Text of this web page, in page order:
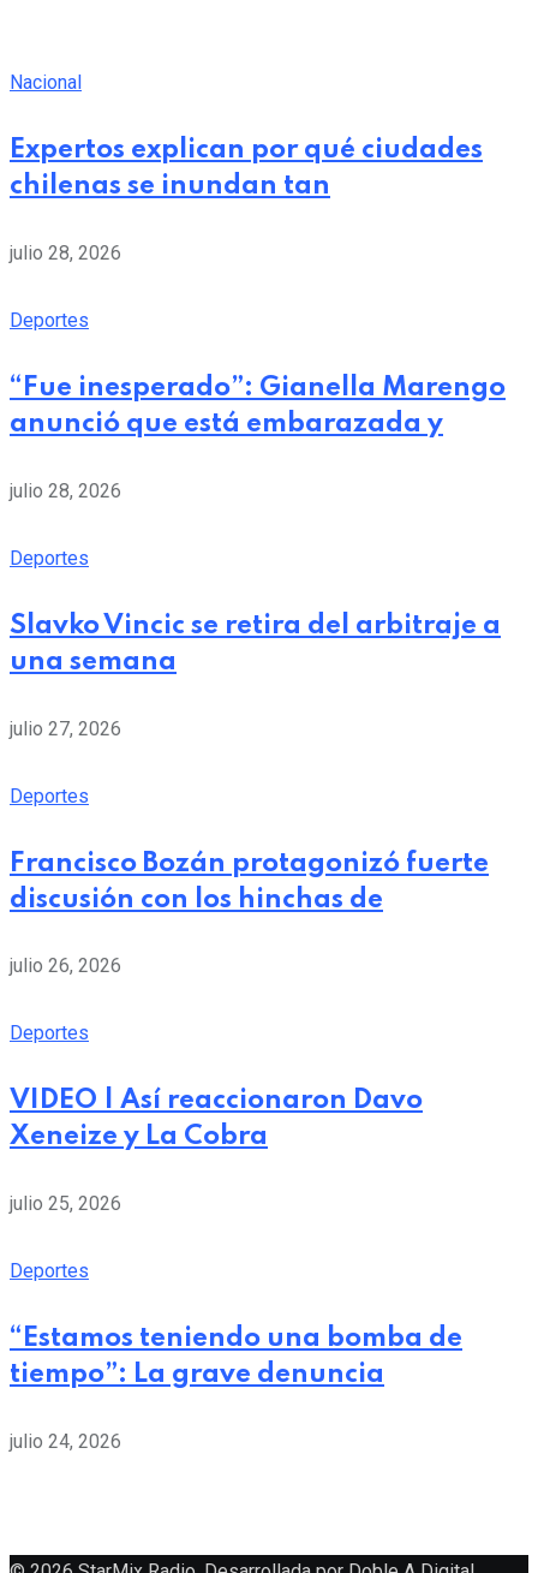
Nacional
Expertos explican por qué ciudades
chilenas se inundan tan
julio 28, 2026
Deportes
“Fue inesperado”: Gianella Marengo
anunció que está embarazada y
julio 28, 2026
Deportes
Slavko Vincic se retira del arbitraje a
una semana
julio 27, 2026
Deportes
Francisco Bozán protagonizó fuerte
discusión con los hinchas de
julio 26, 2026
Deportes
VIDEO | Así reaccionaron Davo
Xeneize y La Cobra
julio 25, 2026
Deportes
“Estamos teniendo una bomba de
tiempo”: La grave denuncia
julio 24, 2026